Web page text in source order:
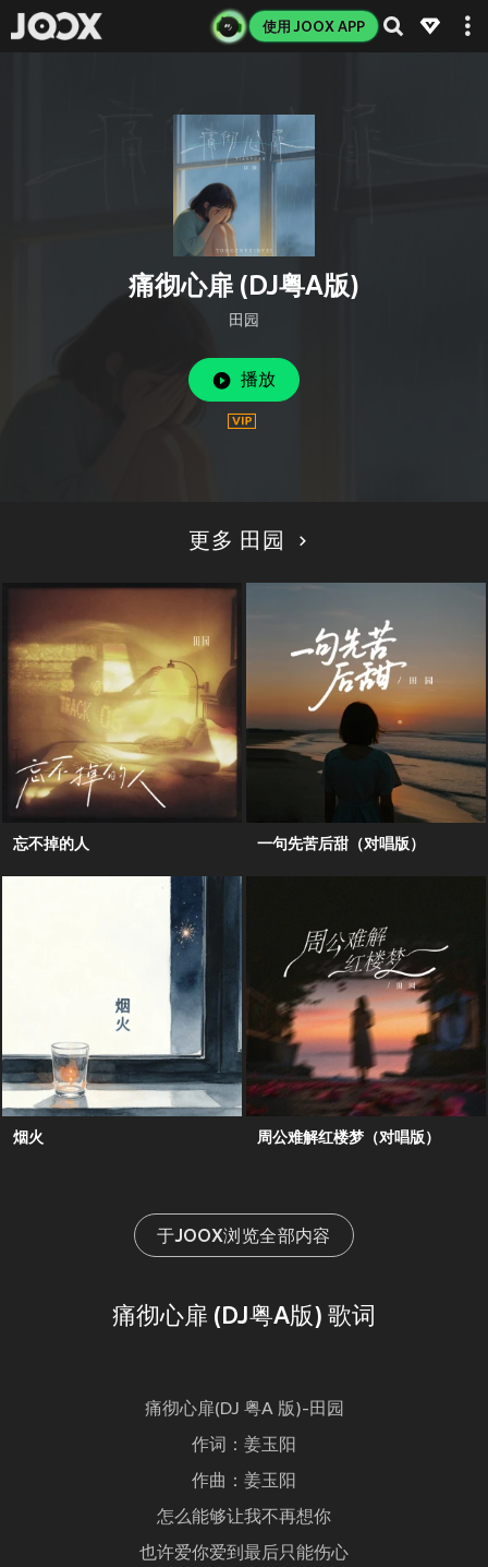
使用 JOOX APP
痛彻心扉 (DJ粤A版)
田园
播放
更多 田园
忘不掉的人 一句先苦后甜（对唱版）
烟火 周公难解红楼梦（对唱版）
于JOOX浏览全部内容
痛彻心扉 (DJ粤A版) 歌词
痛彻心扉(DJ 粤A 版)-田园
作词：姜玉阳
作曲：姜玉阳
怎么能够让我不再想你
也许爱你爱到最后只能伤心